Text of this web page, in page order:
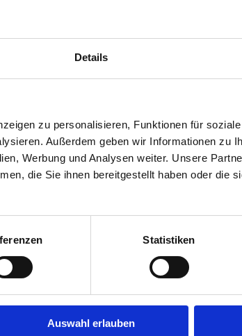
Details
zu personalisieren, Funktionen für
Außerdem geben wir Informationen zu
Werbung und Analysen weiter. Unsere
die Sie ihnen bereitgestellt haben oder die
Statistiken
Auswahl erlauben